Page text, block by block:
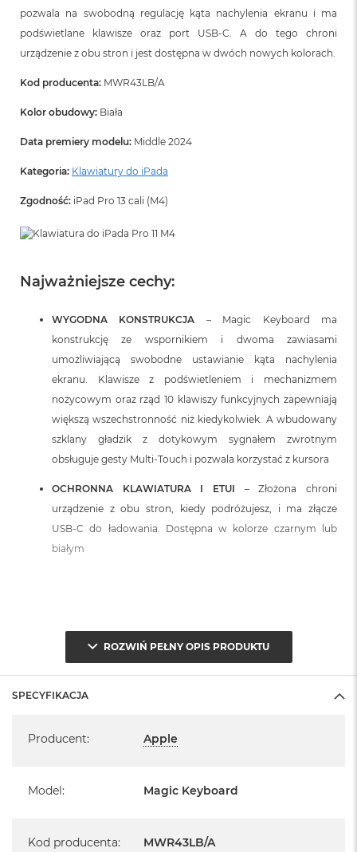
S
u
b
e
l
y
ó
M
a
B
k
o
I
d
y
g
o
M
c
B
o
o
k
e
W
ł
p
o
m
pozwala na swobodną regulację kąta nachylenia ekranu i ma
podświetlane klawisze oraz port USB‑C. A do tego chroni
urządzenie z obu stron i jest dostępna w dwóch nowych kolorach.
Kod producenta: MWR43LB/A
Kolor obudowy: Biała
Data premiery modelu: Middle 2024
Kategoria: Klawiatury do iPada
Zgodność: iPad Pro 13 cali (M4)
Najważniejsze cechy:
WYGODNA KONSTRUKCJA – Magic Keyboard ma
konstrukcję ze wspornikiem i dwoma zawiasami
umożliwiającą swobodne ustawianie kąta nachylenia
ekranu. Klawisze z podświetleniem i mechanizmem
nożycowym oraz rząd 10 klawiszy funkcyjnych zapewniają
większą wszechstronność niż kiedykolwiek. A wbudowany
szklany gładzik z dotykowym sygnałem zwrotnym
obsługuje gesty Multi‑Touch i pozwala korzystać z kursora
OCHRONNA KLAWIATURA I ETUI – Złożona chroni
urządzenie z obu stron, kiedy podróżujesz, i ma złącze
USB‑C do ładowania. Dostępna w kolorze czarnym lub
białym
Układ klawiatury:
- Angielski amerykański US
ROZWIŃ PEŁNY OPIS PRODUKTU
SPECYFIKACJA
Producent: Apple
Model: Magic Keyboard
Kod producenta: MWR43LB/A